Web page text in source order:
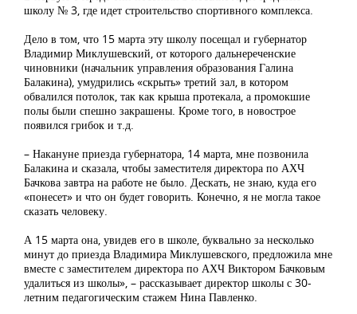
школу № 3, где идет строительство спортивного комплекса.
Дело в том, что 15 марта эту школу посещал и губернатор
Владимир Миклушевский, от которого дальнереченские
чиновники (начальник управления образования Галина
Балакина), умудрились «скрыть» третий зал, в котором
обвалился потолок, так как крыша протекала, а промокшие
полы были спешно закрашены. Кроме того, в новострое
появился грибок и т.д.
– Накануне приезда губернатора, 14 марта, мне позвонила
Балакина и сказала, чтобы заместителя директора по АХЧ
Бачкова завтра на работе не было. Дескать, не знаю, куда его
«понесет» и что он будет говорить. Конечно, я не могла такое
сказать человеку.
А 15 марта она, увидев его в школе, буквально за несколько
минут до приезда Владимира Миклушевского, предложила мне
вместе с заместителем директора по АХЧ Виктором Бачковым
удалиться из школы», – рассказывает директор школы с 30-
летним педагогическим стажем Нина Павленко.